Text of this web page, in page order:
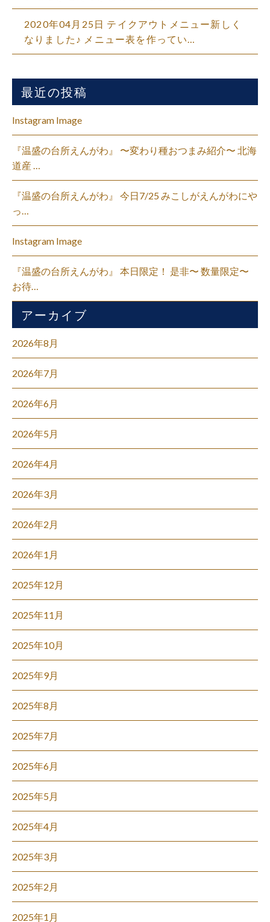
2020年04月25日 テイクアウトメニュー新しく
なりました♪ メニュー表を作ってい…
最近の投稿
Instagram Image
『温盛の台所えんがわ』 〜変わり種おつまみ紹介〜 北海
道産 …
『温盛の台所えんがわ』 今日7/25 みこしがえんがわにや
っ…
Instagram Image
『温盛の台所えんがわ』 本日限定！ 是非〜 数量限定〜
お待…
アーカイブ
2026年8月
2026年7月
2026年6月
2026年5月
2026年4月
2026年3月
2026年2月
2026年1月
2025年12月
2025年11月
2025年10月
2025年9月
2025年8月
2025年7月
2025年6月
2025年5月
2025年4月
2025年3月
2025年2月
2025年1月